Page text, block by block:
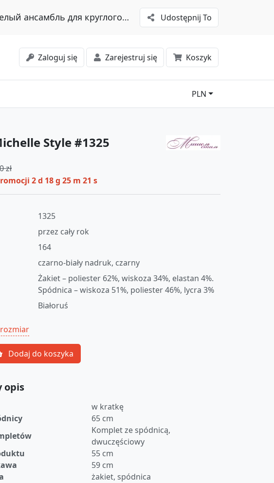
ансамбль для круглогодичного стиляUdostępnij To
Zaloguj się Zarejestruj się Koszyk
PLN
Style #1325
zł
2 d 18 g 25 m 20 s
1325
przez cały rok
164
czarno-biały nadruk, czarny
Żakiet – poliester 62%, wiskoza 34%, elastan 4%.
Spódnica – wiskoza 51%, poliester 46%, lycra 3%
Białoruś
Dodaj do koszyka
opis
w kratkę
65 cm
Komplet ze spódnicą,
dwuczęściowy
55 cm
59 cm
żakiet, spódnica